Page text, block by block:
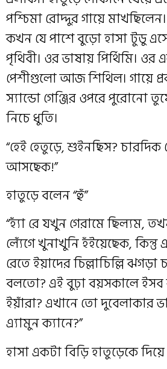
পশ্চিমা রোদ্দুর গায়ে
কখন যে পাশে বুড়ো হাসা টুডু
পৃথিবী। ওর ভাষায় পির্থিমি।
পেশীগুলো আজ শিথিল। গায়ে
স‍্যান্ডো গেঞ্জির ওপরে পুরোনো
নিচে ধুতি।
“হেই হেতুড়ে, শুইনছিস? চারদিক
আসছেক!”
হাতুড়ে বলেন “হুঁ”
“হ‍্যাঁ রে যখুন গেরামে ছিল‍্যম,
ল‍্যেঁগে খুনাখুনি হঁইয়েছেক, কিন্তু
রেতে ইয়াদের চিল্লাচিল্লি
বলতো? এই বুঢ়া বয়সকালে ইসব
ইয়াঁরা? এখানে তো দুবেলাকার
এ্যামুন ক‍্যানে?”
হাসা একটা বিড়ি হাতুড়েকে